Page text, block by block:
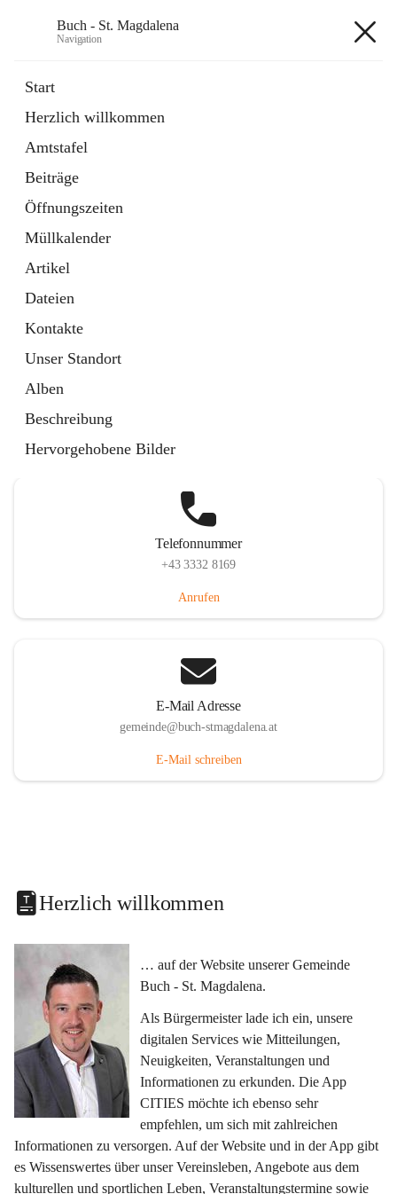
Buch - St. Magdalena
Navigation
Start
Herzlich willkommen
Amtstafel
Beiträge
Öffnungszeiten
Müllkalender
Artikel
Dateien
Kontakte
Unser Standort
Alben
Beschreibung
Hervorgehobene Bilder
11 Schnellzugriffe
Bürgerservice
10 Schnellzugriffe
Telefonnummer
+43 3332 8169
Anrufen
E-Mail Adresse
gemeinde@buch-stmagdalena.at
E-Mail schreiben
Herzlich willkommen
… auf der Website unserer Gemeinde
Buch - St. Magdalena.
Als Bürgermeister lade ich ein, unsere
digitalen Services wie Mitteilungen,
Neuigkeiten, Veranstaltungen und
Informationen zu erkunden. Die App
CITIES möchte ich ebenso sehr
empfehlen, um sich mit zahlreichen
Informationen zu versorgen. Auf der Website und in der App gibt
es Wissenswertes über unser Vereinsleben, Angebote aus dem
kulturellen und sportlichen Leben, Veranstaltungstermine sowie